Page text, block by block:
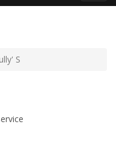
S